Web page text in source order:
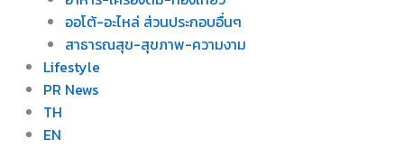
ออโต้-อะไหล่ ส่วนประกอบอื่นๆ
สาธารณสุข-สุขภาพ-ความงาม
Lifestyle
PR News
TH
EN